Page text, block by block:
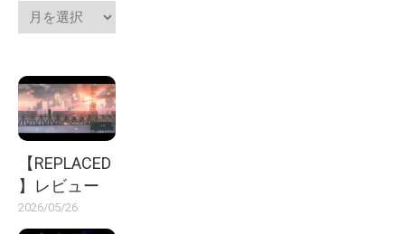
【REPLACED
】レビュー
2026/05/26